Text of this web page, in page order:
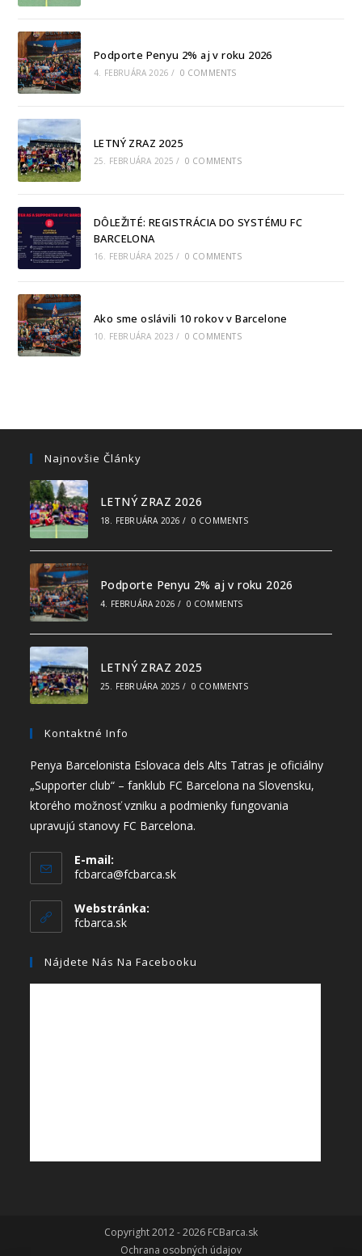
Podporte Penyu 2% aj v roku 2026
4. FEBRUÁRA 2026 / 0 COMMENTS
LETNÝ ZRAZ 2025
25. FEBRUÁRA 2025 / 0 COMMENTS
DÔLEŽITÉ: REGISTRÁCIA DO SYSTÉMU FC
BARCELONA
16. FEBRUÁRA 2025 / 0 COMMENTS
Ako sme oslávili 10 rokov v Barcelone
10. FEBRUÁRA 2023 / 0 COMMENTS
Najnovšie Články
LETNÝ ZRAZ 2026
18. FEBRUÁRA 2026 / 0 COMMENTS
Podporte Penyu 2% aj v roku 2026
4. FEBRUÁRA 2026 / 0 COMMENTS
LETNÝ ZRAZ 2025
25. FEBRUÁRA 2025 / 0 COMMENTS
Kontaktné Info
Penya Barcelonista Eslovaca dels Alts Tatras je oficiálny
„Supporter club“ – fanklub FC Barcelona na Slovensku,
ktorého možnosť vzniku a podmienky fungovania
upravujú stanovy FC Barcelona.
E-mail:
fcbarca@fcbarca.sk
Webstránka:
fcbarca.sk
Nájdete Nás Na Facebooku
Copyright 2012 - 2026 FCBarca.sk
Ochrana osobných údajov